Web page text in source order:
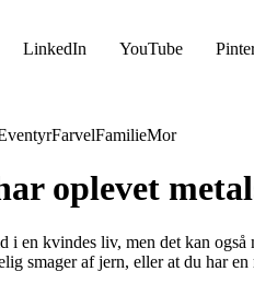
LinkedIn YouTube
FarvelFamilieMor
oplevet
i en kvindes liv, men det kan
smager af jern, eller at du har